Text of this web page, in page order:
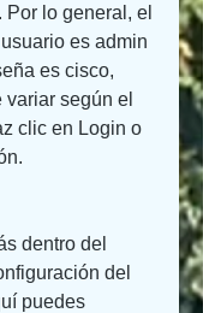
Por lo general, el
es admin
es cisco,
variar según el
clic en Login o
del
puedes